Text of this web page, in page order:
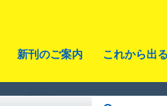
新刊のご案内 これから出